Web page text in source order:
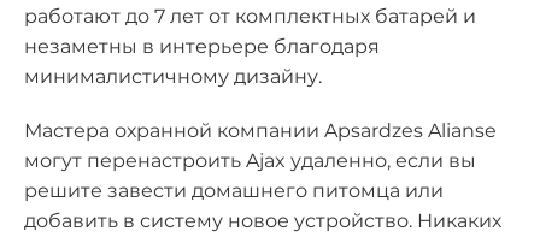
работают до 7 лет от комплектных батарей и
незаметны в интерьере благодаря
минималистичному дизайну.
Мастера охранной компании Apsardzes Alianse
могут перенастроить Ajax удаленно, если вы
решите завести домашнего питомца или
добавить в систему новое устройство. Никаких